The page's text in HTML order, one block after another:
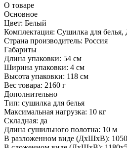
О товаре
Основное
Цвет: Белый
Комплектация: Сушилка для белья,
Страна производитель: Россия
Габариты
Длина упаковки: 54 см
Ширина упаковки: 4 см
Высота упаковки: 118 см
Вес товара: 2160 г
Дополнительно
Тип: сушилка для белья
Максимальная нагрузка: 10 кг
Складная: да
Длина сушильного полотна: 10 м
В разложенном виде (ДхШхВ):